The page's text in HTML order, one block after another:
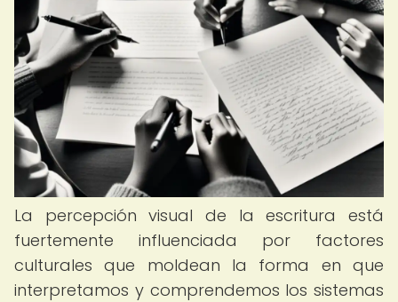
La percepción visual de la escritura está
fuertemente influenciada por factores
culturales que moldean la forma en que
interpretamos y comprendemos los sistemas